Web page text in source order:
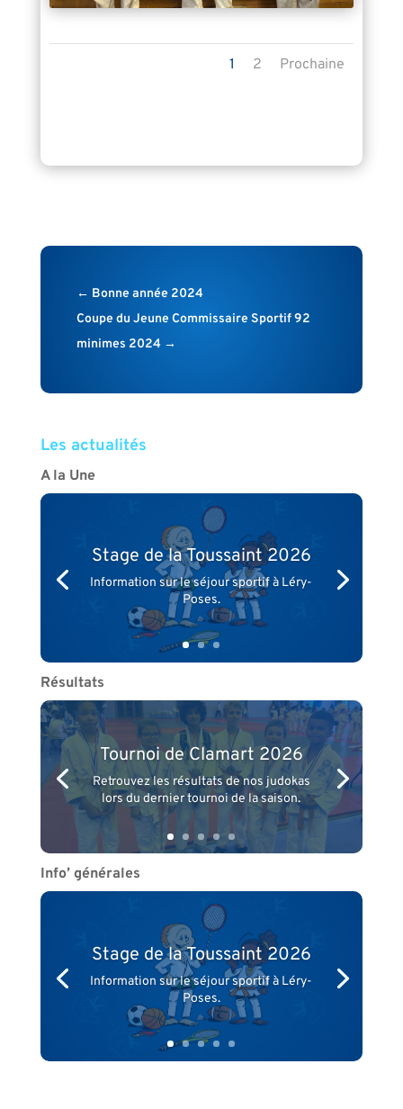
1 2 Prochaine
← Bonne année 2024
Coupe du Jeune Commissaire Sportif 92
minimes 2024→
Les actualités
A la Une
Stage de la Toussaint 2026
Information sur le séjour sportif à Léry-
Poses.
Résultats
Tournoi de Clamart 2026
Retrouvez les résultats de nos judokas
lors du dernier tournoi de la saison.
Info’ générales
Stage de la Toussaint 2026
Information sur le séjour sportif à Léry-
Poses.